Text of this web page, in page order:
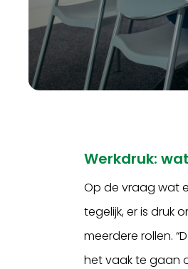
Werkdruk:
Op de vraag wat
tegelijk, er is druk
meerdere rollen.
het vaak te gaan